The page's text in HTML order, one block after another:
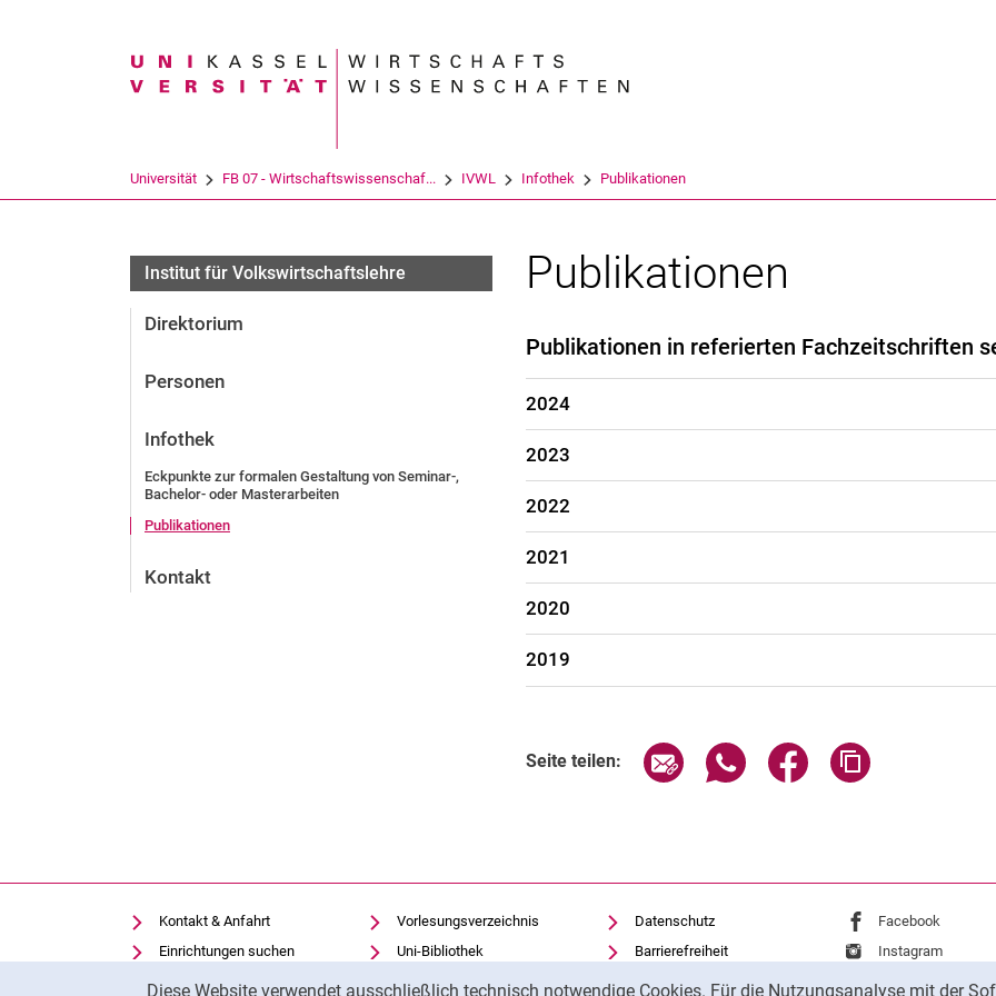
Diese Website verwendet ausschließlich technisch notwendige Cookies. Für die Nutzungsanalyse mit der
Suchbegriff
Universität FB 07 - Wirtschaftswissenschaf... IVWL Infothek Publikationen
Institut für Volkswirtschaftslehre
Direktorium
Personen
Infothek
Eckpunkte zur formalen Gestaltung von Seminar-,
Bachelor- oder Masterarbeiten
Publikationen
Kontakt
Publikationen
Publikationen in referierten Fachzeitschriften
2024
2023
2022
2021
2020
2019
Seite teilen: Seite über E-Mail teilen
Seite über WhatsApp teilen
Seite über Facebook
Kontakt & Anfahrt
Einrichtungen suchen
Stellenangebote
Vorlesungsverzeichnis
Uni-Bibliothek
Moodle
Datenschutz
Barrierefreiheit
Transparenter KI-Einsatz
Externer Link:
Facebook
Externer Link:
Instagram